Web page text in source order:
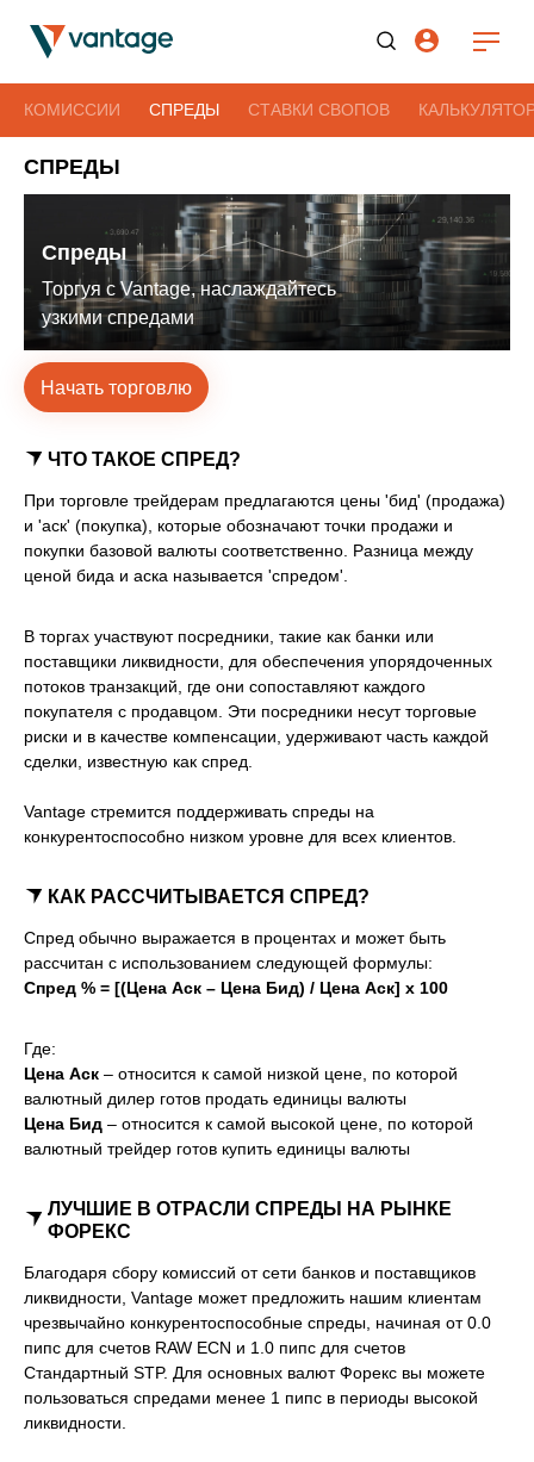
КОМИССИИ СПРЕДЫ СТАВКИ СВОПОВ
СПРЕДЫ
Спреды
Торгуя с Vantage,наслаждайтесь
узкими спредами
Начать торговлю
ЧТО ТАКОЕ СПРЕД?
При торговле трейдерам предлагаются цены 'бид' (продажа)
и 'аск' (покупка), которые обозначают точки продажи и
покупки базовой валюты соответственно. Разница между
ценой бида и аска называется 'спредом'.
В торгах участвуют посредники, такие как банки или
поставщики ликвидности, для обеспечения упорядоченных
потоков транзакций, где они сопоставляют каждого
покупателя с продавцом. Эти посредники несут торговые
риски и в качестве компенсации, удерживают часть каждой
сделки, известную как спред.
Vantage стремится поддерживать спреды на
конкурентоспособно низком уровне для всех клиентов.
КАК РАССЧИТЫВАЕТСЯ СПРЕД?
Спред обычно выражается в процентах и может быть
рассчитан с использованием следующей формулы:
Спред % = [(Цена Аск – Цена Бид) / Цена Аск] x 100
Где:
Цена Аск – относится к самой низкой цене, по которой
валютный дилер готов продать единицы валюты
Цена Бид – относится к самой высокой цене, по которой
валютный трейдер готов купить единицы валюты
ЛУЧШИЕ В ОТРАСЛИ СПРЕДЫ НА РЫНКЕ
ФОРЕКС
Благодаря сбору комиссий от сети банков и поставщиков
ликвидности, Vantage может предложить нашим клиентам
чрезвычайно конкурентоспособные спреды, начиная от 0.0
пипс для счетов RAW ECN и 1.0 пипс для счетов
Стандартный STP. Для основных валют Форекс вы можете
пользоваться спредами менее 1 пипс в периоды высокой
ликвидности.